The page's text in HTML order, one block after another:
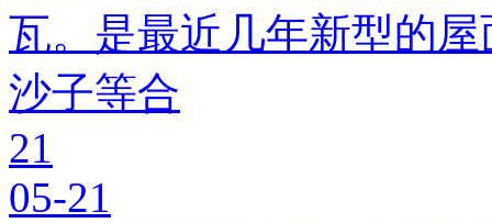
瓦。是最近几年新型的
沙子等合
21
05-21